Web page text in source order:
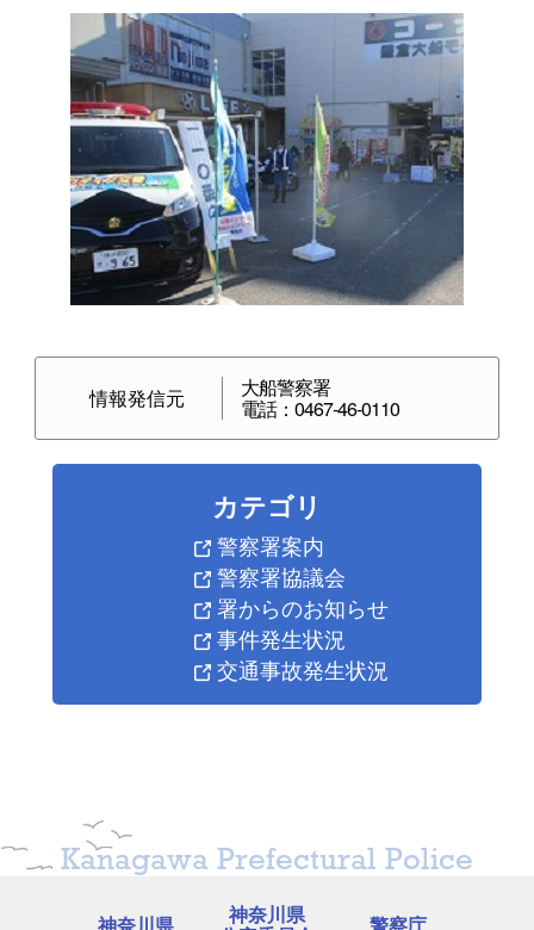
情報発信元 大船警察署
電話：0467-46-0110
カテゴリ
警察署案内
警察署協議会
署からのお知らせ
事件発生状況
交通事故発生状況
Kanagawa Prefectural Police
神奈川県 神奈川県 警察庁